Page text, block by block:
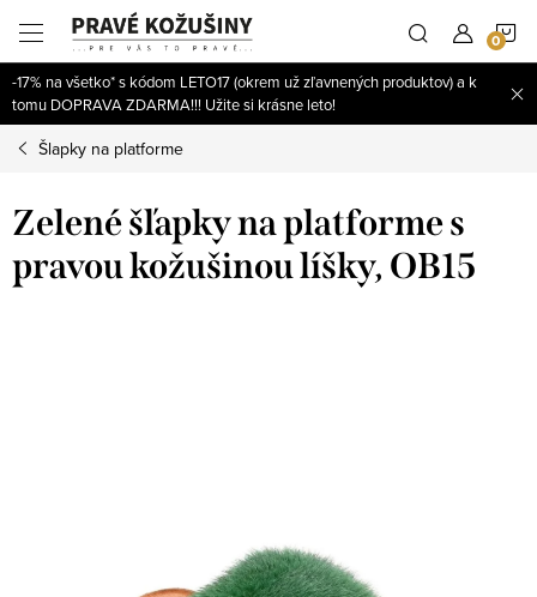
obsah
-17% na všetko* s kódom LETO17 (okrem už zľavnených produktov) a k
tomu DOPRAVA ZDARMA!!! Užite si krásne leto!
Šlapky na platforme
Zelené šľapky na platforme s
pravou kožušinou líšky, OB15